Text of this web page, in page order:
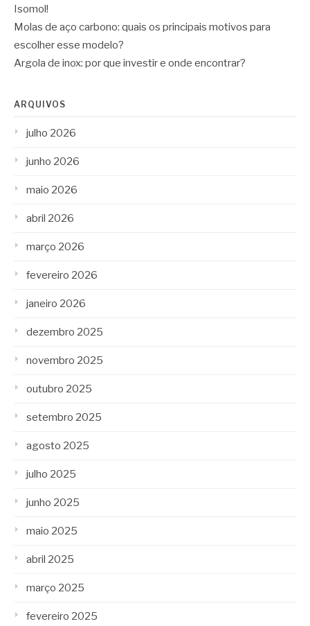
Isomol!
Molas de aço carbono: quais os principais motivos para
escolher esse modelo?
Argola de inox: por que investir e onde encontrar?
ARQUIVOS
julho 2026
junho 2026
maio 2026
abril 2026
março 2026
fevereiro 2026
janeiro 2026
dezembro 2025
novembro 2025
outubro 2025
setembro 2025
agosto 2025
julho 2025
junho 2025
maio 2025
abril 2025
março 2025
fevereiro 2025